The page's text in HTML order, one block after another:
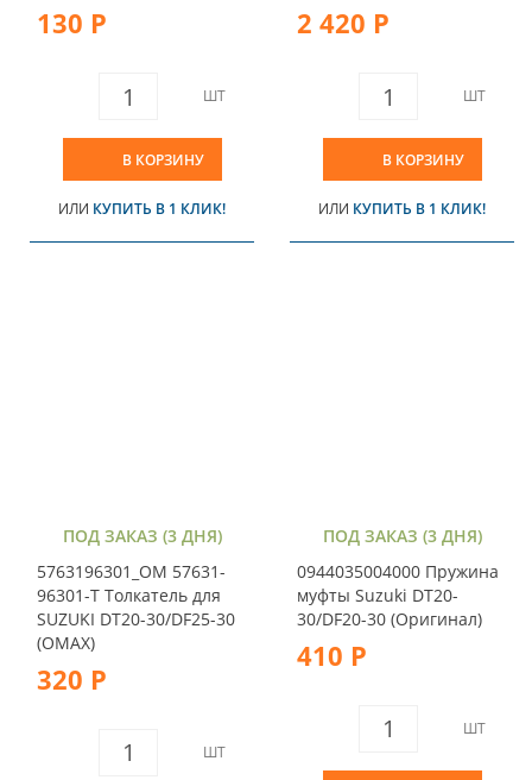
130 Р
ШТ
В КОРЗИНУ
ИЛИ КУПИТЬ В 1 КЛИК!
2 420 Р
ШТ
В КОРЗИНУ
ИЛИ КУПИТЬ В 1 КЛИК!
ПОД ЗАКАЗ (3 ДНЯ)
5763196301_OM 57631-
96301-T Толкатель для
SUZUKI DT20-30/DF25-30
(OMAX)
320 Р
ШТ
ПОД ЗАКАЗ (3 ДНЯ)
0944035004000 Пружина
муфты Suzuki DT20-
30/DF20-30 (Оригинал)
410 Р
ШТ